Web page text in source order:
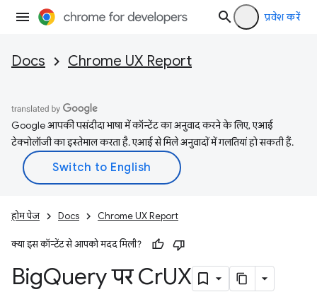
प्रवेश करें
Docs Chrome UX Report
Google आपकी पसंदीदा भाषा में कॉन्टेंट का अनुवाद करने के लिए, एआई
टेक्नोलॉजी का इस्तेमाल करता है. एआई से मिले अनुवादों में गलतियां हो सकती हैं.
होम पेज Docs Chrome UX Report
क्या इस कॉन्टेंट से आपको मदद मिली?
BigQuery पर CrUX